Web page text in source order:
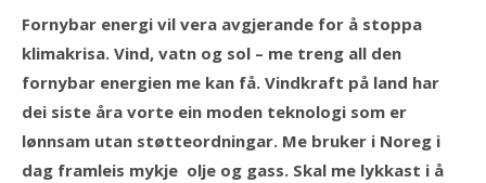
Fornybar energi vil vera avgjerande for å stoppa
klimakrisa. Vind, vatn og sol – me treng all den
fornybar energien me kan få. Vindkraft på land har
dei siste åra vorte ein moden teknologi som er
lønnsam utan støtteordningar. Me bruker i Noreg i
dag framleis mykje olje og gass. Skal me lykkast i å